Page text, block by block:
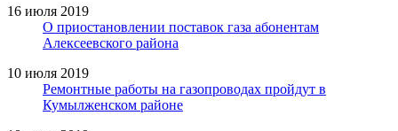
16 июля 2019
О приостановлении поставок газа абонентам
Алексеевского района
10 июля 2019
Ремонтные работы на газопроводах пройдут в
Кумылженском районе